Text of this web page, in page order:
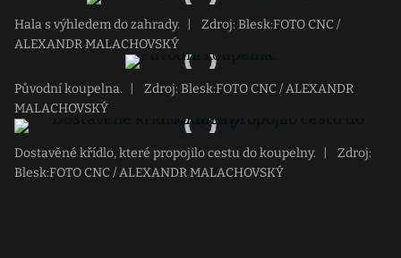
Hala s výhledem do zahrady.
Zdroj: Blesk:FOTO CNC /
ALEXANDR MALACHOVSKÝ
Původní koupelna.
Zdroj: Blesk:FOTO CNC / ALEXANDR
MALACHOVSKÝ
Dostavěné křídlo, které propojilo cestu do koupelny.
Zdroj:
Blesk:FOTO CNC / ALEXANDR MALACHOVSKÝ